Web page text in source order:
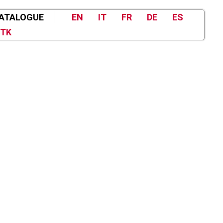
EN IT FR DE
ES
TK